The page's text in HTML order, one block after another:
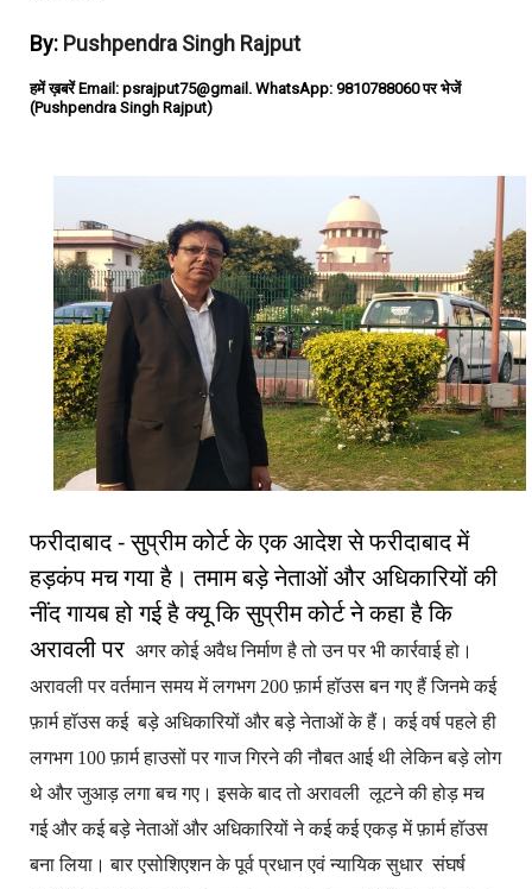
By: Pushpendra Singh Rajput
हमें ख़बरें Email: psrajput75@gmail. WhatsApp: 9810788060 पर भेजें
(Pushpendra Singh Rajput)
फरीदाबाद - सुप्रीम कोर्ट के एक आदेश से फरीदाबाद में
हड़कंप मच गया है। तमाम बड़े नेताओं और अधिकारियों की
नींद गायब हो गई है क्यू कि सुप्रीम कोर्ट ने कहा है कि
अरावली पर अगर कोई अवैध निर्माण है तो उन पर भी कार्रवाई हो।
अरावली पर वर्तमान समय में लगभग 200 फ़ार्म हॉउस बन गए हैं जिनमे कई
फ़ार्म हॉउस कई बड़े अधिकारियों और बड़े नेताओं के हैं। कई वर्ष पहले ही
लगभग 100 फ़ार्म हाउसों पर गाज गिरने की नौबत आई थी लेकिन बड़े लोग
थे और जुआड़ लगा बच गए। इसके बाद तो अरावली लूटने की होड़ मच
गई और कई बड़े नेताओं और अधिकारियों ने कई कई एकड़ में फ़ार्म हॉउस
बना लिया। बार एसोशिएशन के पूर्व प्रधान एवं न्यायिक सुधार संघर्ष